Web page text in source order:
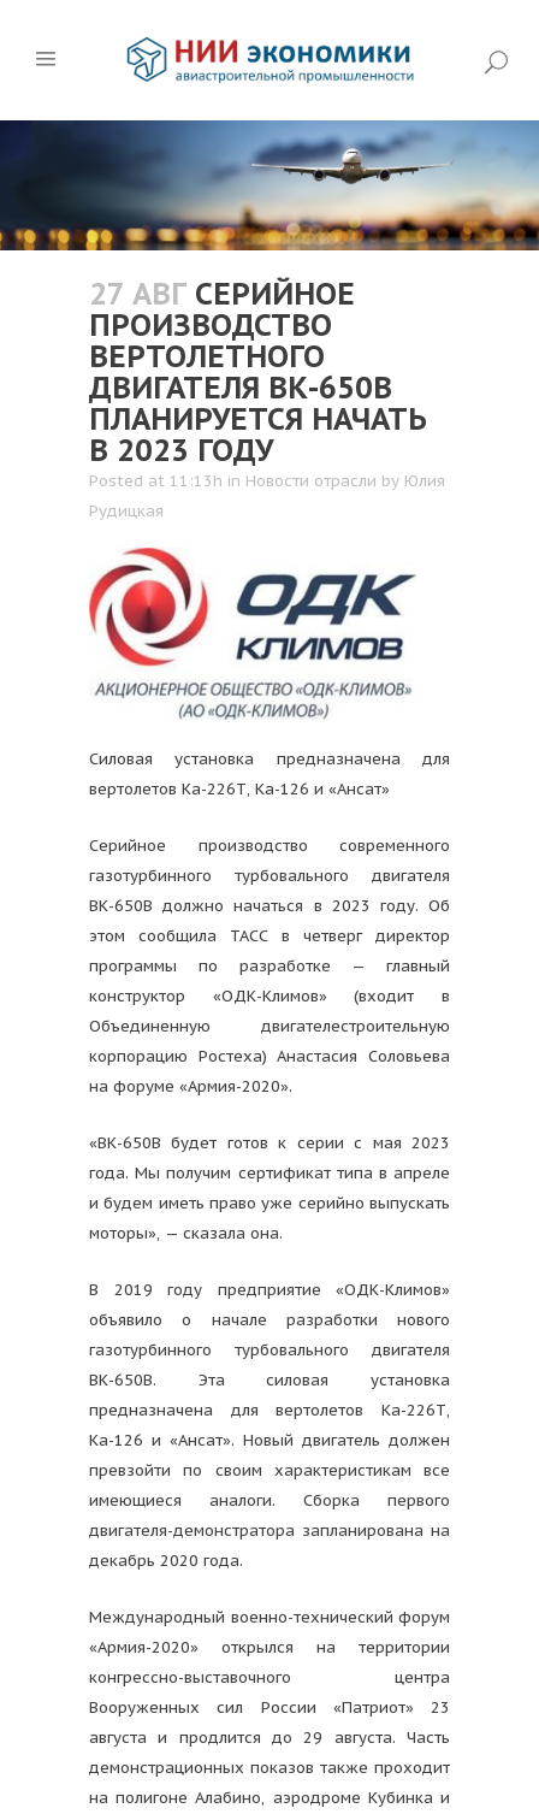
27 АВГ СЕРИЙНОЕ
ПРОИЗВОДСТВО
ВЕРТОЛЕТНОГО
ДВИГАТЕЛЯ ВК-650В
ПЛАНИРУЕТСЯ НАЧАТЬ
В 2023 ГОДУ
Posted at 11:13h in Новости отрасли by Юлия
Рудицкая
Силовая установка предназначена для
вертолетов Ка-226Т, Ка-126 и «Ансат»
Серийное производство современного
газотурбинного турбовального двигателя
ВК-650В должно начаться в 2023 году. Об
этом сообщила ТАСС в четверг директор
программы по разработке — главный
конструктор «ОДК-Климов» (входит в
Объединенную двигателестроительную
корпорацию Ростеха) Анастасия Соловьева
на форуме «Армия-2020».
«ВК-650В будет готов к серии с мая 2023
года. Мы получим сертификат типа в апреле
и будем иметь право уже серийно выпускать
моторы», — сказала она.
В 2019 году предприятие «ОДК-Климов»
объявило о начале разработки нового
газотурбинного турбовального двигателя
ВК-650В. Эта силовая установка
предназначена для вертолетов Ка-226Т,
Ка-126 и «Ансат». Новый двигатель должен
превзойти по своим характеристикам все
имеющиеся аналоги. Сборка первого
двигателя-демонстратора запланирована на
декабрь 2020 года.
Международный военно-технический форум
«Армия-2020» открылся на территории
конгрессно-выставочного центра
Вооруженных сил России «Патриот» 23
августа и продлится до 29 августа. Часть
демонстрационных показов также проходит
на полигоне Алабино, аэродроме Кубинка и